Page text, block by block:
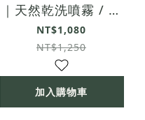
｜天然乾洗噴霧 / 補
充瓶 500ml
NT$1,080
NT$1,250
加入購物車